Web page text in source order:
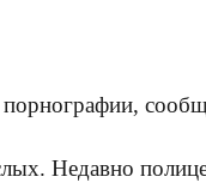
Недавно